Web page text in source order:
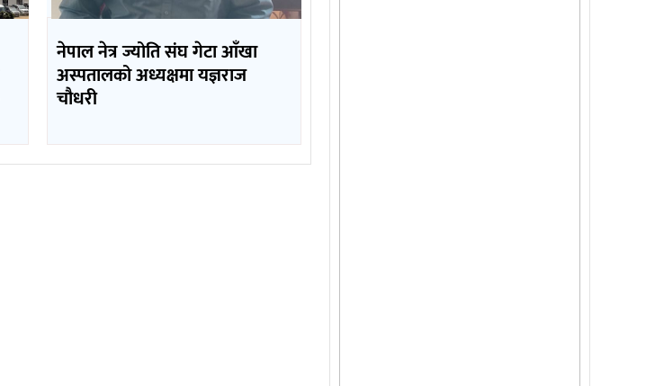
नेपाल नेत्र ज्योति संघ गेटा आँखा
अस्पतालको अध्यक्षमा यज्ञराज
चौधरी